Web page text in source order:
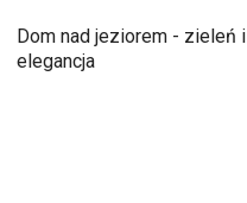
Dom nad jeziorem - zieleń i
elegancja